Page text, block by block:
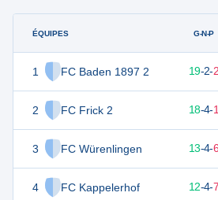
ÉQUIPES
1 FC Baden 1897 2
2 FC Frick 2
3 FC Würenlingen
4 FC Kappelerhof
G-N-P
59 19-2-2
18-4-1
43 13-4-6
40 12-4-7